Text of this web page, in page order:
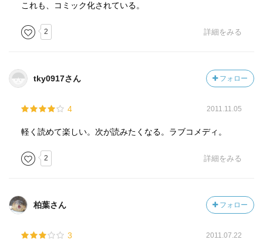
これも、コミック化されている。
2 詳細をみる
tky0917さん フォロー
4 2011.11.05
軽く読めて楽しい。次が読みたくなる。ラブコメディ。
2 詳細をみる
柏葉さん フォロー
3 2011.07.22